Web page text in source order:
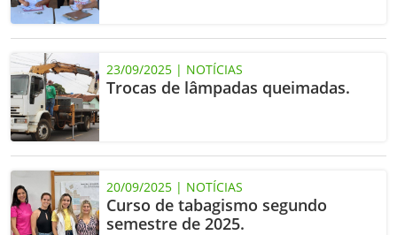
23/09/2025 | NOTÍCIAS
Trocas de lâmpadas queimadas.
20/09/2025 | NOTÍCIAS
Curso de tabagismo segundo
semestre de 2025.